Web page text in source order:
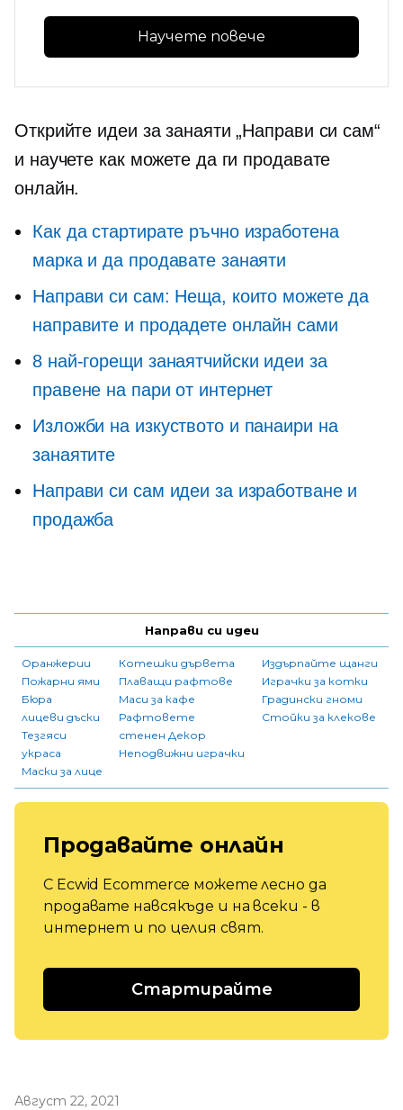
Научете повече
Открийте идеи за занаяти „Направи си сам“
и научете как можете да ги продавате
онлайн.
Как да стартирате ръчно изработена
марка и да продавате занаяти
Направи си сам: Неща, които можете да
направите и продадете онлайн сами
8 най-горещи занаятчийски идеи за
правене на пари от интернет
Изложби на изкуството и панаири на
занаятите
Направи си сам идеи за изработване и
продажба
Направи си идеи
Оранжерии
Пожарни ями
Бюра
лицеви дъски
Тезгяси
украса
Маски за лице
Котешки дървета
Плаващи рафтове
Маси за кафе
Рафтовете
стенен Декор
Неподвижни играчки
Издърпайте щанги
Играчки за котки
Градински гноми
Стойки за клекове
Продавайте онлайн
С Ecwid Ecommerce можете лесно да
продавате навсякъде и на всеки - в
интернет и по целия свят.
Стартирайте
Август 22, 2021